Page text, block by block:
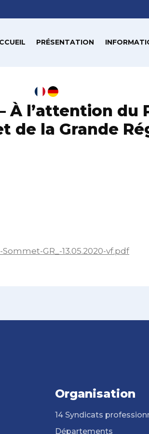
PRÉSENTATION
À l’attention du
de la Grande
GR_-13.05.2020-vf.pdf
Organisation
14 Syndicats
Départements